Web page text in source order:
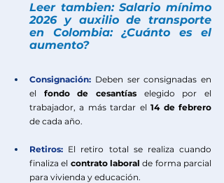
Leer tambien: Salario mínimo
2026 y auxilio de transporte
en Colombia: ¿Cuánto es el
aumento?
Consignación: Deben ser consignadas en
el
fondo de cesantías
elegido por el
trabajador, a más tardar el 14 de febrero
de cada año.
Retiros: El retiro total se realiza cuando
finaliza el contrato laboral de forma parcial
para vivienda y educación.